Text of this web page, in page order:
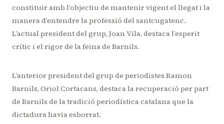
constituir amb l’objectiu de mantenir vigent el llegat i la
manera d’entendre la professió del santcugatenc.
L’actual president del grup, Joan Vila, destaca l’esperit
crític i el rigor de la feina de Barnils.
L’anterior president del grup de periodistes Ramon
Barnils, Oriol Cortacans, destaca la recuperació per part
de Barnils de la tradició periodística catalana que la
dictadura havia esborrat.